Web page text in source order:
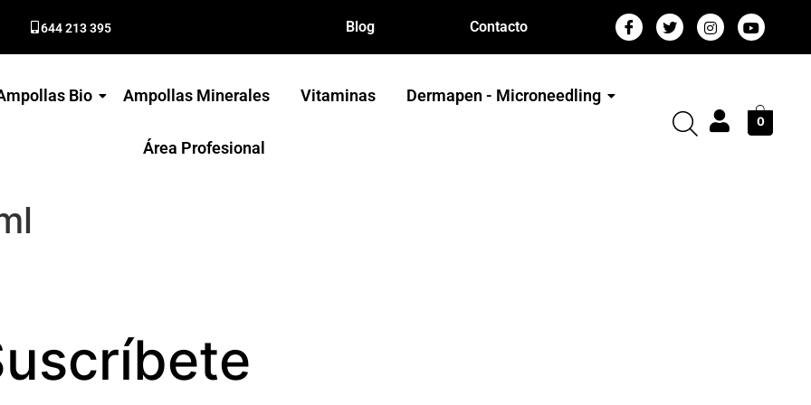
644 213 395 Blog Contacto
Bio Ampollas Minerales Vitaminas Dermapen - Microneedling
Área Profesional
0